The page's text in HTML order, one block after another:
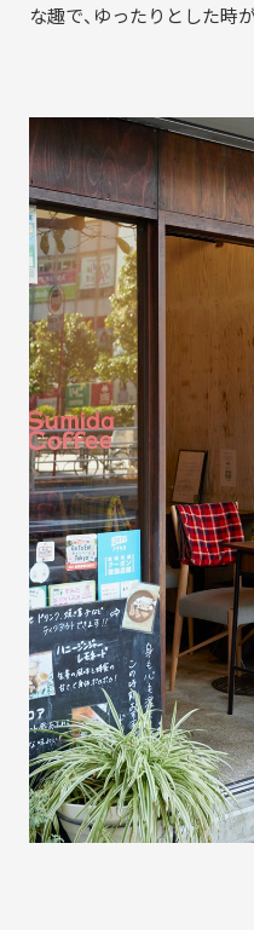
な趣で、ゆったりとした時